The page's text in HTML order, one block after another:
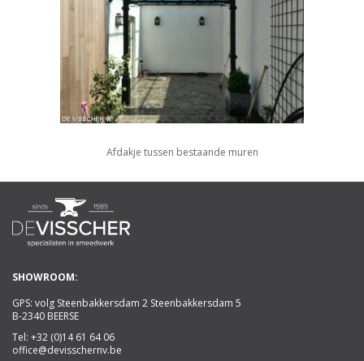
Afdakje tussen bestaande muren
SHOWROOM:
GPS: volg Steenbakkersdam 2 Steenbakkersdam 5
B-2340 BEERSE
Tel: +32 (0)14 61 64 06
office@devisschernv.be